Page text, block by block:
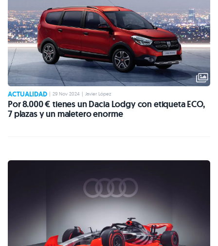
ACTUALIDAD 29 Nov 2024 Javier López
Por 8.000 € tienes un Dacia Lodgy con etiqueta ECO,
7 plazas y un maletero enorme